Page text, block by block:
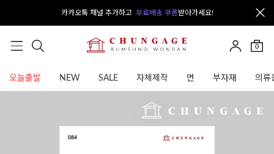
카카오톡 채널 추가하고 무료배송 쿠폰받아가세요!
0
오늘출발 NEW SALE 자체제작 면 부자재 의류